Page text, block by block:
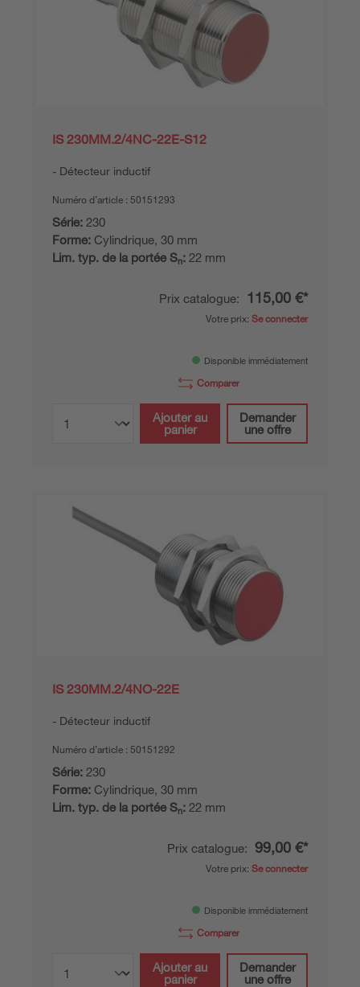
IS 230MM.2/4NC-22E-S12
Détecteur inductif
Numéro d’article : 50151293
Série: 230
Forme: Cylindrique, 30 mm
Lim. typ. de la portée Sn: 22 mm
Prix catalogue: 115,00 €*
Votre prix: Se connecter
Disponible immédiatement
Comparer
Ajouter au
panier
Demander
une offre
IS 230MM.2/4NO-22E
Détecteur inductif
Numéro d’article : 50151292
Série: 230
Forme: Cylindrique, 30 mm
Lim. typ. de la portée Sn: 22 mm
Prix catalogue: 99,00 €*
Votre prix: Se connecter
Disponible immédiatement
Comparer
Ajouter au
panier
Demander
une offre